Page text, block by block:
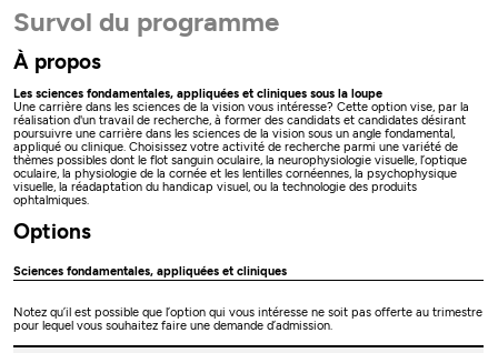
Survol du programme
À propos
Les sciences fondamentales, appliquées et cliniques sous la loupe
Une carrière dans les sciences de la vision vous intéresse? Cette option vise, par la
réalisation d'un travail de recherche, à former des candidats et candidates désirant
poursuivre une carrière dans les sciences de la vision sous un angle fondamental,
appliqué ou clinique. Choisissez votre activité de recherche parmi une variété de
thèmes possibles dont le flot sanguin oculaire, la neurophysiologie visuelle, l’optique
oculaire, la physiologie de la cornée et les lentilles cornéennes, la psychophysique
visuelle, la réadaptation du handicap visuel, ou la technologie des produits
ophtalmiques.
Options
Sciences fondamentales, appliquées et cliniques
Notez qu’il est possible que l’option qui vous intéresse ne soit pas offerte au trimestre
pour lequel vous souhaitez faire une demande d’admission.